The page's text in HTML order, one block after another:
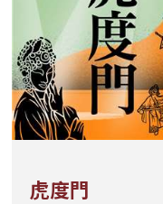
虎度門